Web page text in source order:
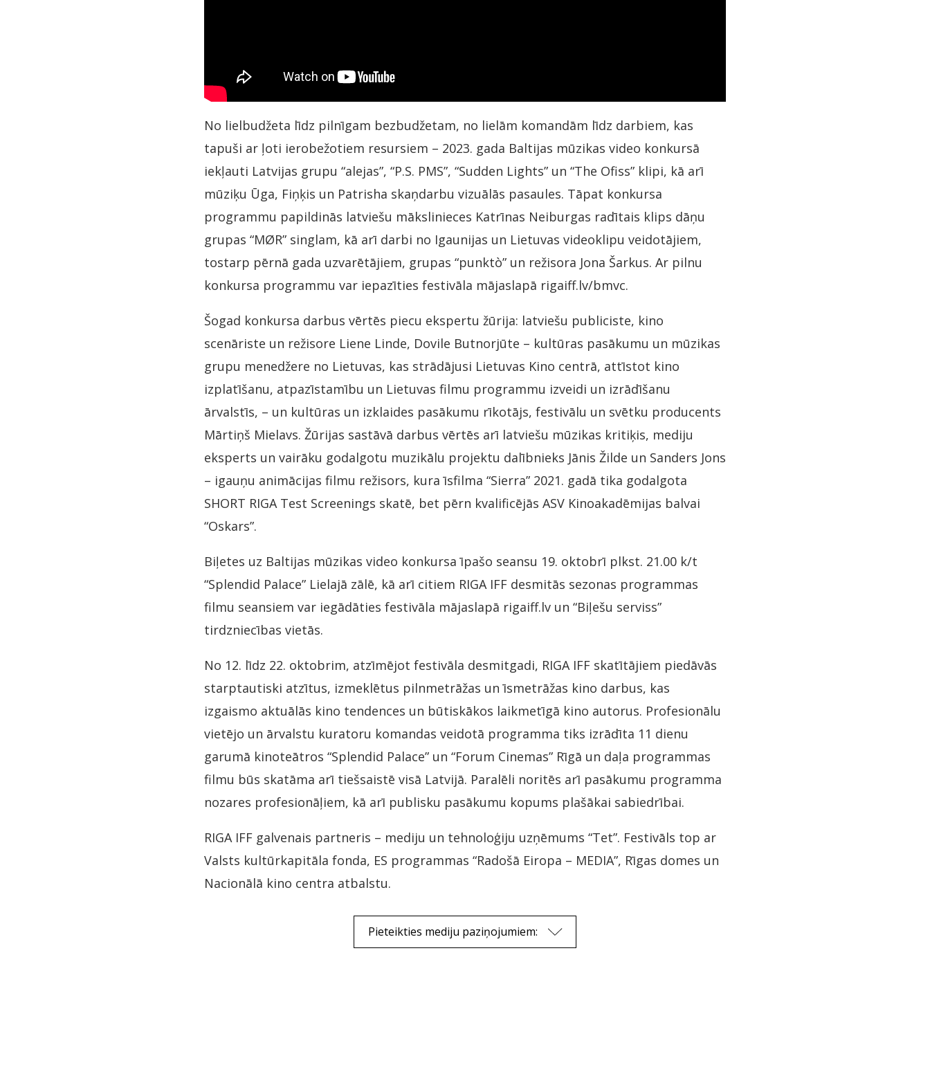
No lielbudžeta līdz pilnīgam bezbudžetam, no lielām komandām līdz darbiem, kas
tapuši ar ļoti ierobežotiem resursiem – 2023. gada Baltijas mūzikas video konkursā
iekļauti Latvijas grupu “alejas”, “P.S. PMS”, “Sudden Lights” un “The Ofiss” klipi, kā arī
mūziķu Ūga, Fiņķis un Patrisha skaņdarbu vizuālās pasaules. Tāpat konkursa
programmu papildinās latviešu mākslinieces Katrīnas Neiburgas radītais klips dāņu
grupas “MØR” singlam, kā arī darbi no Igaunijas un Lietuvas videoklipu veidotājiem,
tostarp pērnā gada uzvarētājiem, grupas “punktò” un režisora Jona Šarkus. Ar pilnu
konkursa programmu var iepazīties festivāla mājaslapā rigaiff.lv/bmvc.
Šogad konkursa darbus vērtēs piecu ekspertu žūrija: latviešu publiciste, kino
scenāriste un režisore Liene Linde, Dovile Butnorjūte – kultūras pasākumu un mūzikas
grupu menedžere no Lietuvas, kas strādājusi Lietuvas Kino centrā, attīstot kino
izplatīšanu, atpazīstamību un Lietuvas filmu programmu izveidi un izrādīšanu
ārvalstīs, – un kultūras un izklaides pasākumu rīkotājs, festivālu un svētku producents
Mārtiņš Mielavs. Žūrijas sastāvā darbus vērtēs arī latviešu mūzikas kritiķis, mediju
eksperts un vairāku godalgotu muzikālu projektu dalībnieks Jānis Žilde un Sanders Jons
– igauņu animācijas filmu režisors, kura īsfilma “Sierra” 2021. gadā tika godalgota
SHORT RIGA Test Screenings skatē, bet pērn kvalificējās ASV Kinoakadēmijas balvai
“Oskars”.
Biļetes uz Baltijas mūzikas video konkursa īpašo seansu 19. oktobrī plkst. 21.00 k/t
“Splendid Palace” Lielajā zālē, kā arī citiem RIGA IFF desmitās sezonas programmas
filmu seansiem var iegādāties festivāla mājaslapā rigaiff.lv un “Biļešu serviss”
tirdzniecības vietās.
No 12. līdz 22. oktobrim, atzīmējot festivāla desmitgadi, RIGA IFF skatītājiem piedāvās
starptautiski atzītus, izmeklētus pilnmetrāžas un īsmetrāžas kino darbus, kas
izgaismo aktuālās kino tendences un būtiskākos laikmetīgā kino autorus. Profesionālu
vietējo un ārvalstu kuratoru komandas veidotā programma tiks izrādīta 11 dienu
garumā kinoteātros “Splendid Palace” un “Forum Cinemas” Rīgā un daļa programmas
filmu būs skatāma arī tiešsaistē visā Latvijā. Paralēli noritēs arī pasākumu programma
nozares profesionāļiem, kā arī publisku pasākumu kopums plašākai sabiedrībai.
RIGA IFF galvenais partneris – mediju un tehnoloģiju uzņēmums “Tet”. Festivāls top ar
Valsts kultūrkapitāla fonda, ES programmas “Radošā Eiropa – MEDIA”, Rīgas domes un
Nacionālā kino centra atbalstu.
Pieteikties mediju paziņojumiem: